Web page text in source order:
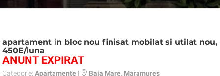
apartament in bloc nou finisat mobilat si utilat nou,
450E/luna
ANUNT EXPIRAT
Categorie: Apartamente | Baia Mare Maramures